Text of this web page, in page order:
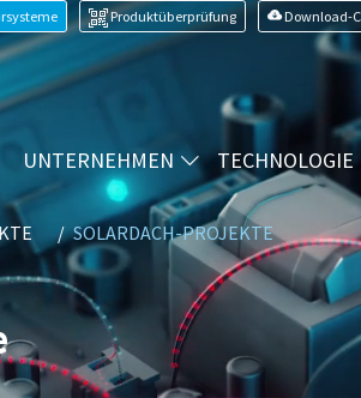
Produktüberprüfung Download-
UNTERNEHMEN TECHNOLOGIE
SOLARDACH-PROJEKTE